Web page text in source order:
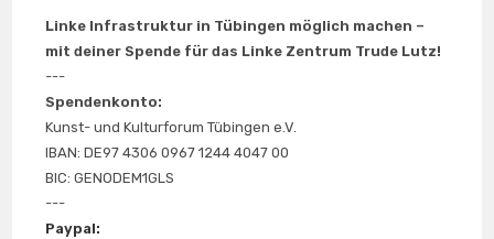
Linke Infrastruktur in Tübingen möglich machen –
mit deiner Spende für das Linke Zentrum Trude Lutz!
---
Spendenkonto:
Kunst- und Kulturforum Tübingen e.V.
IBAN: DE97 4306 0967 1244 4047 00
BIC: GENODEM1GLS
---
Paypal: